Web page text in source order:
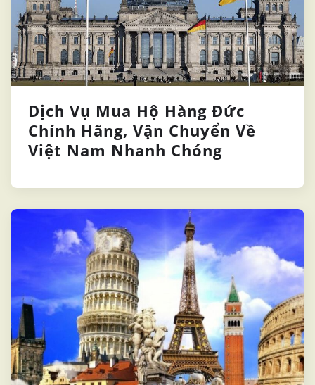
Dịch Vụ Mua Hộ Hàng Đức
Chính Hãng, Vận Chuyển Về
Việt Nam Nhanh Chóng